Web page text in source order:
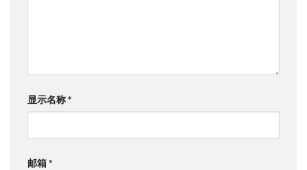
显示名称*
邮箱*